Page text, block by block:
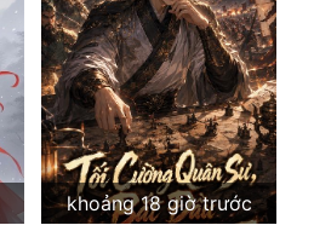
khoảng 18 giờ trước